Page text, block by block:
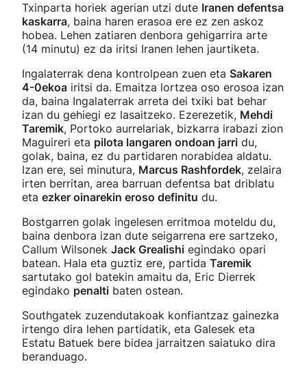
Txinparta horiek agerian utzi dute Iranen defentsa
kaskarra, baina haren erasoa ere ez zen askoz
hobea. Lehen zatiaren denbora gehigarrira arte
(14 minutu) ez da iritsi Iranen lehen jaurtiketa.
Ingalaterrak dena kontrolpean zuen eta Sakaren
4-0ekoa iritsi da. Emaitza lortzea oso erosoa izan
da, baina Ingalaterrak arreta dei txiki bat behar
izan du gehiegi ez lasaitzeko. Ezerezetik, Mehdi
Taremik, Portoko aurrelariak, bizkarra irabazi zion
Maguireri eta pilota langaren ondoan jarri du,
golak, baina, ez du partidaren norabidea aldatu.
Izan ere, sei minutura, Marcus Rashfordek, zelaira
irten berritan, area barruan defentsa bat driblatu
eta ezker oinarekin eroso definitu du.
Bostgarren golak ingelesen erritmoa moteldu du,
baina denbora izan dute seigarrena ere sartzeko,
Callum Wilsonek Jack Grealishi egindako opari
batean. Hala eta guztiz ere, partida Taremik
sartutako gol batekin amaitu da, Eric Dierrek
egindako penalti baten ostean.
Southgatek zuzendutakoak konfiantzaz gainezka
irtengo dira lehen partidatik, eta Galesek eta
Estatu Batuek bere bidea jarraitzen saiatuko dira
beranduago.